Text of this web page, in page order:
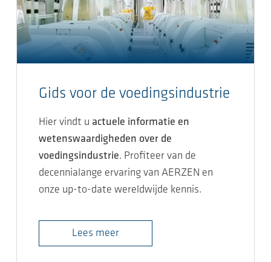
Gids voor de voedingsindustrie
Hier vindt u actuele informatie en
wetenswaardigheden over de
voedingsindustrie. Profiteer van de
decennialange ervaring van AERZEN en
onze up-to-date wereldwijde kennis.
Lees meer